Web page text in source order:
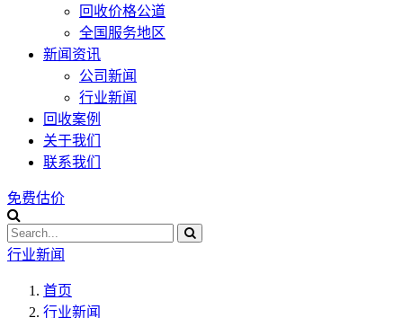
回收价格公道
全国服务地区
新闻资讯
公司新闻
行业新闻
回收案例
关于我们
联系我们
免费估价
行业新闻
首页
行业新闻